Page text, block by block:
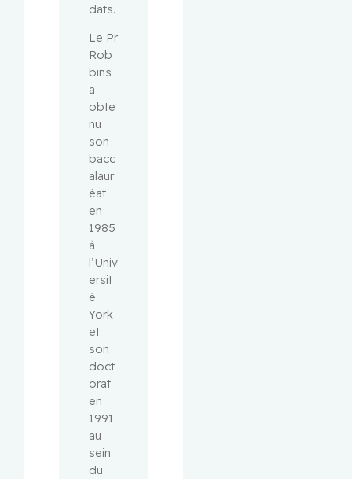
dats.
Le Pr
Rob
bins
a
obte
nu
son
bacc
alaur
éat
en
1985
à
l’Univ
ersit
é
York
et
son
doct
orat
en
1991
au
sein
du